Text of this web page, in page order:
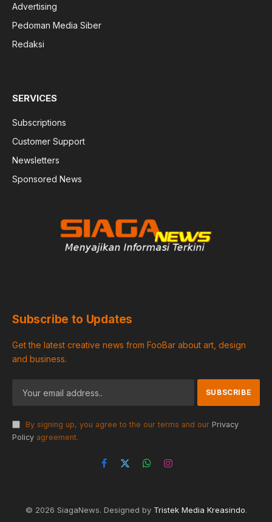
Advertising
Pedoman Media Siber
Redaksi
SERVICES
Subscriptions
Customer Support
Newsletters
Sponsored News
Subscribe to Updates
Get the latest creative news from FooBar about art, design
and business.
By signing up, you agree to the our terms and our Privacy
Policy agreement.
Facebook
X
WhatsAppInstagram
© 2026 SiagaNews. Designed by Tristek Media Kreasindo.